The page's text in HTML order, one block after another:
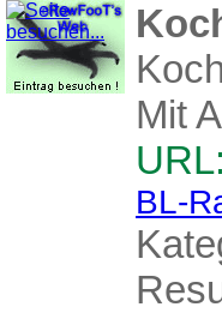
Mit
BL-